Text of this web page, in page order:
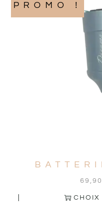
PROMO !
69,90
CHOIX